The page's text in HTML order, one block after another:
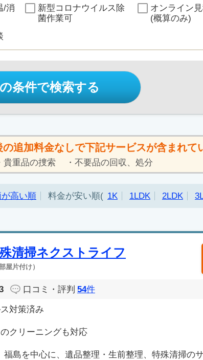
/消
新型コロナウイルス除
菌作業可
オンライン
(概算のみ)
条件で検索する
の追加料金なしで下記サービスが含まれて
貴重品の捜索 不要品の回収、処分
高い順 料金が安い順 1K 1LDK 2LDK
清掃ネクストライフ
屋片付け）
口コミ・評判 54件
対策済み
クリーニングも対応
福島を中心に、遺品整理・生前整理、特殊清掃の